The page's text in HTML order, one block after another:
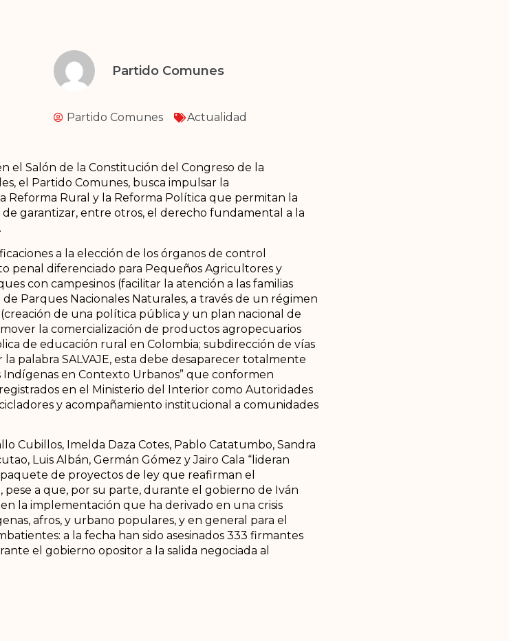
Partido Comunes
Partido Comunes Actualidad
el Salón de la Constitución del Congreso de la
el Partido Comunes, busca impulsar la
Rural y la Reforma Política que permitan la
garantizar, entre otros, el derecho fundamental a la
a la elección de los órganos de control
penal diferenciado para Pequeños Agricultores y
con campesinos (facilitar la atención a las familias
Parques Nacionales Naturales, a través de un régimen
de una política pública y un plan nacional de
la comercialización de productos agropecuarios
de educación rural en Colombia; subdirección de vías
palabra SALVAJE, esta debe desaparecer totalmente
en Contexto Urbanos” que conformen
en el Ministerio del Interior como Autoridades
y acompañamiento institucional a comunidades
Cubillos, Imelda Daza Cotes, Pablo Catatumbo, Sandra
Luis Albán, Germán Gómez y Jairo Cala “lideran
de proyectos de ley que reafirman el
a que, por su parte, durante el gobierno de Iván
la implementación que ha derivado en una crisis
afros, y urbano populares, y en general para el
a la fecha han sido asesinados 333 firmantes
el gobierno opositor a la salida negociada al